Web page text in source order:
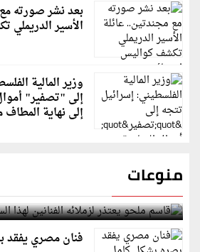
بعد نشر صورته
الأسير الدريملي
وزير المالية
إلى "تصفير"
إلى نهاية المطاف
منوعات
قاسم ملحو يعتذر لزملائه الفنانين
فنان مصري يفقد